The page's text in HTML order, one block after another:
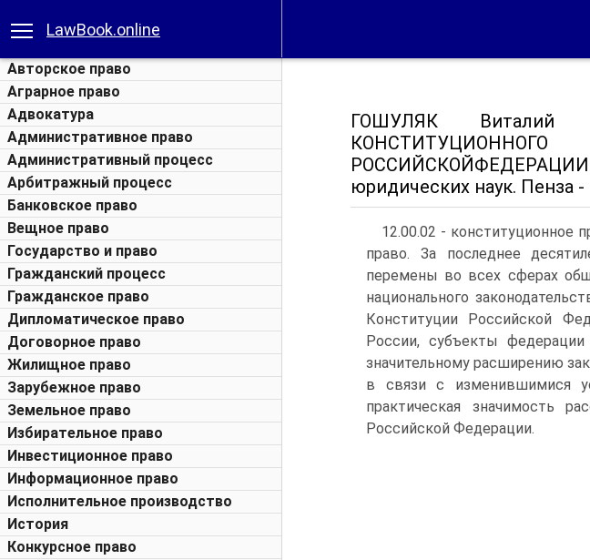
LawBook.online
Авторское право
Аграрное право
Адвокатура
Административное право
Административный процесс
Арбитражный процесс
Банковское право
Вещное право
Государство и право
Гражданский процесс
Гражданское право
Дипломатическое право
Договорное право
Жилищное право
Зарубежное право
Земельное право
Избирательное право
Инвестиционное право
Информационное право
Исполнительное производство
История
Конкурсное право
ГОШУЛЯК Виталий
юридических наук. Пенза -
12.00.02 - конституционное
право. За последнее
перемены во всех сферах
национального
Конституции Российской
России, субъекты
значительному расширению
в связи с изменившимися
практическая значимость
Российской Федерации.